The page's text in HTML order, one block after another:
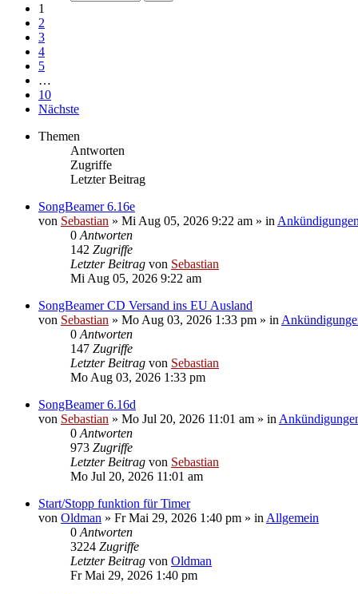
1
2
3
4
5
…
10
Nächste
Themen
Antworten
Zugriffe
Letzter Beitrag
SongBeamer 6.16e
von Sebastian » Mi Aug 05, 2026 9:22 am » in Ankündigungen
0 Antworten
142 Zugriffe
Letzter Beitrag von Sebastian
Mi Aug 05, 2026 9:22 am
SongBeamer CD Versand ins EU Ausland
von Sebastian » Mo Aug 03, 2026 1:33 pm » in
0 Antworten
147 Zugriffe
Letzter Beitrag von Sebastian
Mo Aug 03, 2026 1:33 pm
SongBeamer 6.16d
von Sebastian » Mo Jul 20, 2026 11:01 am » in
0 Antworten
973 Zugriffe
Letzter Beitrag von Sebastian
Mo Jul 20, 2026 11:01 am
Start/Stopp funktion für Timer
von Oldman » Fr Mai 29, 2026 1:40 pm » in Allgemein
0 Antworten
3224 Zugriffe
Letzter Beitrag von Oldman
Fr Mai 29, 2026 1:40 pm